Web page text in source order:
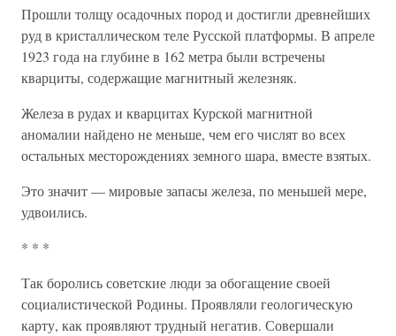
Прошли толщу осадочных пород и достигли древнейших
руд в кристаллическом теле Русской платформы. В апреле
1923 года на глубине в 162 метра были встречены
кварциты, содержащие магнитный железняк.
Железа в рудах и кварцитах Курской магнитной
аномалии найдено не меньше, чем его числят во всех
остальных месторождениях земного шара, вместе взятых.
Это значит — мировые запасы железа, по меньшей мере,
удвоились.
* * *
Так боролись советские люди за обогащение своей
социалистической Родины. Проявляли геологическую
карту, как проявляют трудный негатив. Совершали